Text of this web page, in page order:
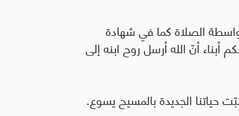
الصلاة كما في شهادة
أبناء أنّ الله أرسل روح ابنه إلى
حياتنا الجديدة بالمسيح يسوع.